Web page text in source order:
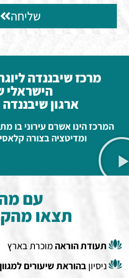
שליחה
מרכז שיבננדה
הישראלי
ארגון
המרכז הינו אשרם עירוני בו
ומדיטציה בצורה
עם
תצאו
תעודת הוראהמוכרת בארץ
ניסיוןבהוראת שיעורים